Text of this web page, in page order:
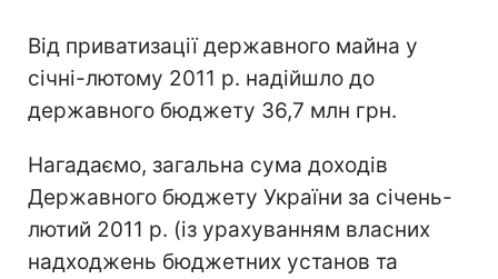
Від приватизації державного майна у
січні-лютому 2011 р. надійшло до
державного бюджету 36,7 млн грн.
Нагадаємо, загальна сума доходів
Державного бюджету України за січень-
лютий 2011 р. (із урахуванням власних
надходжень бюджетних установ та